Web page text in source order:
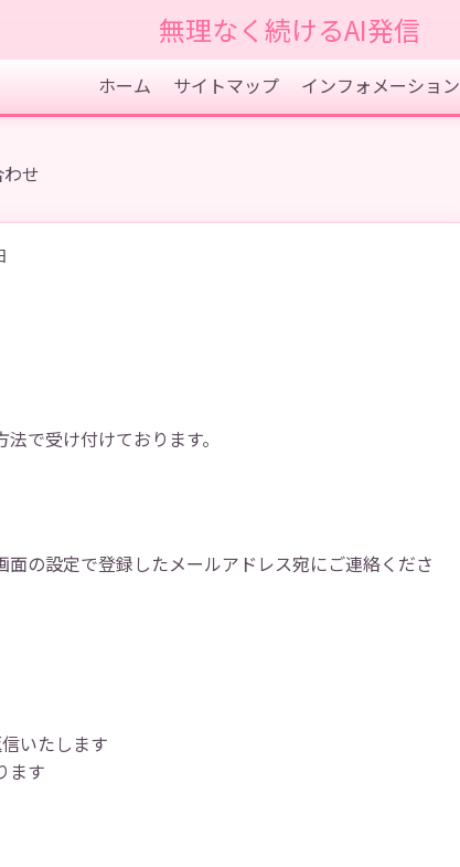
無理なく続けるAI発信
ホーム サイトマップ インフォメーション
せ
で受け付けております。
の設定で登録したメールアドレス宛にご連絡くださ
いたします
ます